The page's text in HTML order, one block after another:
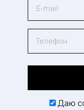
Даю